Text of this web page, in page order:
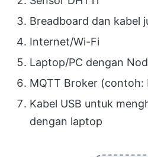
Breadboard dan kabel
Internet/Wi-Fi
Laptop/PC dengan
MQTT Broker
Kabel USB untuk
dengan laptop